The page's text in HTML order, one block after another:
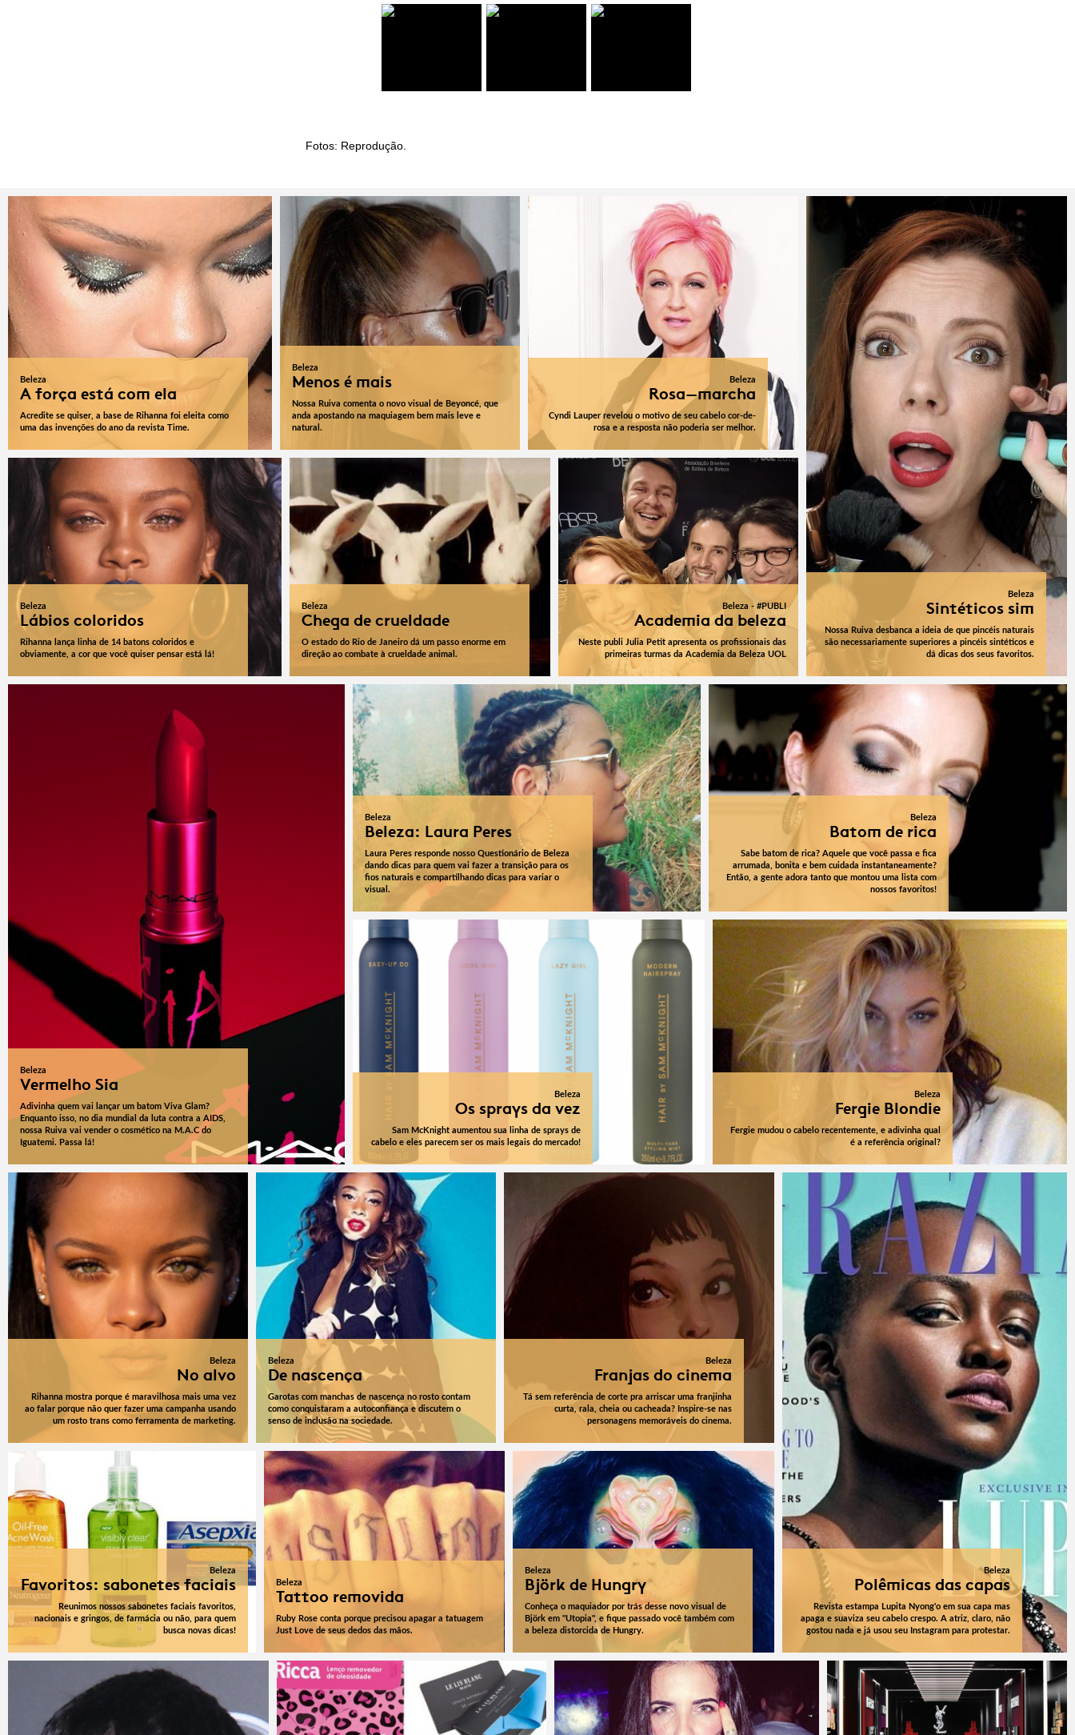
Fotos: Reprodução.
Beleza
A força está com ela
Acredite se quiser, a base de Rihanna foi eleita como
uma das invenções do ano da revista Time.
Beleza
Menos é mais
Nossa Ruiva comenta o novo visual de Beyoncé, que
anda apostando na maquiagem bem mais leve e
natural.
Beleza
Rosa-marcha
Cyndi Lauper revelou o motivo de seu cabelo cor-de-
rosa e a resposta não poderia ser melhor.
Beleza
Lábios coloridos
Rihanna lança linha de 14 batons coloridos e
obviamente, a cor que você quiser pensar está lá!
Beleza
Chega de crueldade
O estado do Rio de Janeiro dá um passo enorme em
direção ao combate à crueldade animal.
Beleza - #PUBLI
Academia da beleza
Neste publi Julia Petit apresenta os profissionais das
primeiras turmas da Academia da Beleza UOL
Beleza
Sintéticos sim
Nossa Ruiva desbanca a ideia de que pincéis naturais
são necessariamente superiores a pincéis sintéticos e
dá dicas dos seus favoritos.
Beleza
Beleza: Laura Peres
Laura Peres responde nosso Questionário de Beleza
dando dicas para quem vai fazer a transição para os
fios naturais e compartilhando dicas para variar o
visual.
Beleza
Batom de rica
Sabe batom de rica? Aquele que você passa e fica
arrumada, bonita e bem cuidada instantaneamente?
Então, a gente adora tanto que montou uma lista com
nossos favoritos!
Beleza
Os sprays da vez
Sam McKnight aumentou sua linha de sprays de
cabelo e eles parecem ser os mais legais do mercado!
Beleza
Fergie Blondie
Fergie mudou o cabelo recentemente, e adivinha qual
é a referência original?
Beleza
Vermelho Sia
Adivinha quem vai lançar um batom Viva Glam?
Enquanto isso, no dia mundial da luta contra a AIDS,
nossa Ruiva vai vender o cosmético na M.A.C do
Iguatemi. Passa lá!
Beleza
No alvo
Rihanna mostra porque é maravilhosa mais uma vez
ao falar porque não quer fazer uma campanha usando
um rosto trans como ferramenta de marketing.
Beleza
De nascença
Garotas com manchas de nascença no rosto contam
como conquistaram a autoconfiança e discutem o
senso de inclusão na sociedade.
Beleza
Franjas do cinema
Tá sem referência de corte pra arriscar uma franjinha
curta, rala, cheia ou cacheada? Inspire-se nas
personagens memoráveis do cinema.
Beleza
Favoritos: sabonetes faciais
Reunimos nossos sabonetes faciais favoritos,
nacionais e gringos, de farmácia ou não, para quem
busca novas dicas!
Beleza
Tattoo removida
Ruby Rose conta porque precisou apagar a tatuagem
Just Love de seus dedos das mãos.
Beleza
Björk de Hungry
Conheça o maquiador por trás desse novo visual de
Björk em "Utopia", e fique passado você também com
a beleza distorcida de Hungry.
Beleza
Polêmicas das capas
Revista estampa Lupita Nyong'o em sua capa mas
apaga e suaviza seu cabelo crespo. A atriz, claro, não
gostou nada e já usou seu Instagram para protestar.